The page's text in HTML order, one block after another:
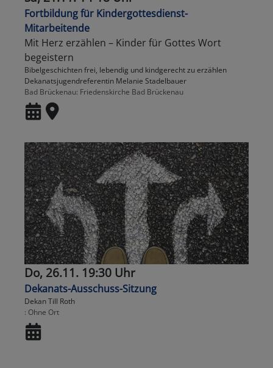
Fortbildung für Kindergottesdienst-
Mitarbeitende
Mit Herz erzählen – Kinder für Gottes Wort
begeistern
Bibelgeschichten frei, lebendig und kindgerecht zu erzählen
Dekanatsjugendreferentin Melanie Stadelbauer
Bad Brückenau Friedenskirche Bad Brückenau
Do, 26.11. 19:30 Uhr
Dekanats-Ausschuss-Sitzung
Dekan Till Roth
Ohne Ort